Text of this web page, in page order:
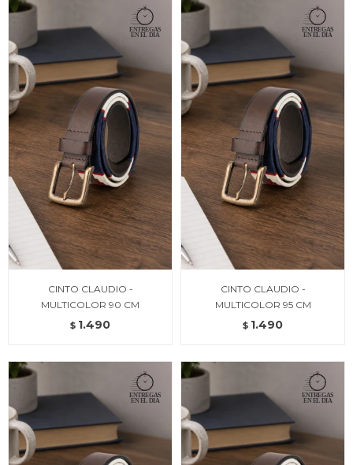
CINTO CLAUDIO -
MULTICOLOR 90 CM
$ 1.490
CINTO CLAUDIO -
MULTICOLOR 95 CM
$ 1.490